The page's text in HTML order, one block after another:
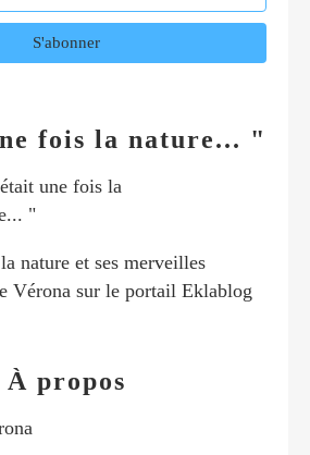
fois la nature... "
nature et ses merveilles
Vérona sur le portail Eklablog
À propos